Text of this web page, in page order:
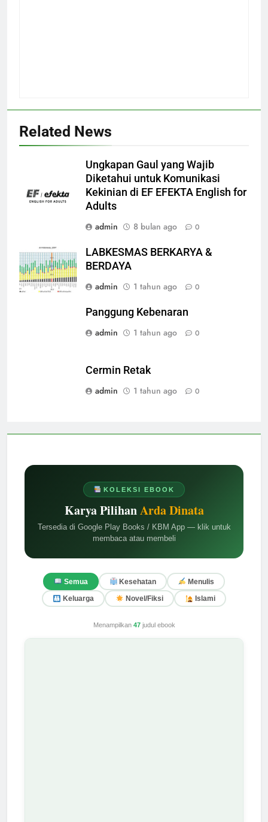
KOLEKSI EBOOK
Karya PilihanArda Dinata
Tersedia di Google Play Books / KBM App — klik untuk
membaca atau membeli
Semua Kesehatan Menulis
Keluarga Novel/Fiksi Islami
Menampilkan 47judul ebook
Related News
Ungkapan Gaul yang Wajib
Diketahui untuk Komunikasi
Kekinian di EF EFEKTA English for
Adults
admin
8 bulan ago 0
LABKESMAS BERKARYA &
BERDAYA
admin
1 tahun ago 0
Panggung Kebenaran
admin
1 tahun ago 0
Cermin Retak
admin
1 tahun ago 0